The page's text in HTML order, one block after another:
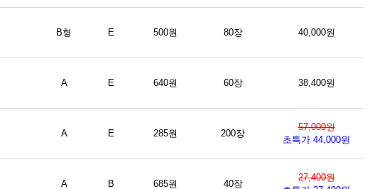
B형 E 500원 80장 40,000원
A E 640원 60장 38,400원
A E 285원 200장
57,000원
초특가 44,000원
A B 685원 40장
27,400원